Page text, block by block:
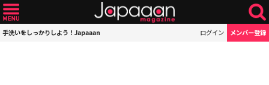
手洗いをしっかりしよう！Japaaan ログイン メンバー登録